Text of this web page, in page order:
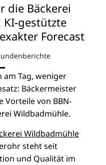
die Bäckerei
gestützte
Forecast
Tag, weniger
Bäckermeister
Vorteile von BBN-
Wildbadmühle.
Wildbadmühle
steht seit
und Qualität im